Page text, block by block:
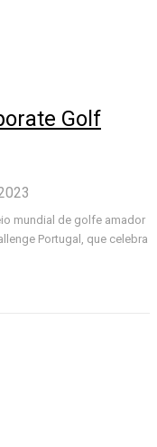
Golf
mundial de golfe amador
Portugal, que celebra